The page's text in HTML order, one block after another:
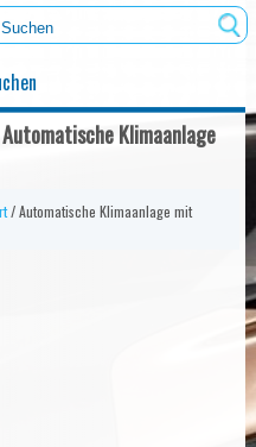
Klimaanlage
/ Automatische Klimaanlage mit